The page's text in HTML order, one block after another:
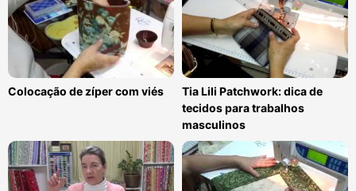
Colocação de zíper com viés
Tia Lili Patchwork: dica de
tecidos para trabalhos
masculinos